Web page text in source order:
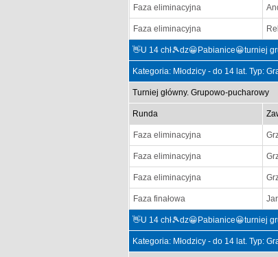
Faza eliminacyjna
Faza eliminacyjna
👋U 14 chł🎾dz😀Pabianice😀turniej
Kategoria: Młodzicy - do 14 lat. Typ:
Turniej główny. Grupowo-pucharowy
Runda
Faza eliminacyjna
Faza eliminacyjna
Faza eliminacyjna
Faza finałowa
👋U 14 chł🎾dz😀Pabianice😀turniej
Kategoria: Młodzicy - do 14 lat. Typ: